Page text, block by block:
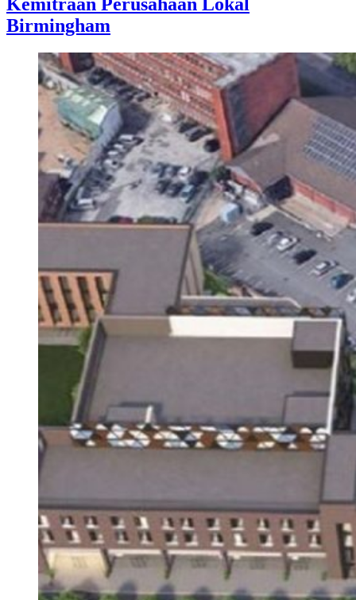
Kemitraan Perusahaan Lokal
Birmingham